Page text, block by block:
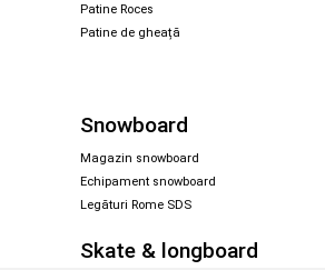
Patine Roces
Patine de gheață
Snowboard
Magazin snowboard
Echipament snowboard
Legături Rome SDS
Skate & longboard